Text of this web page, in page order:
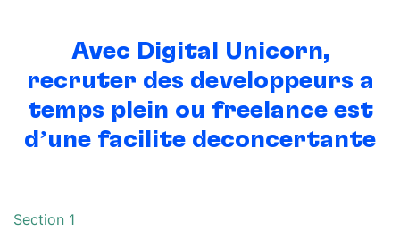
Avec Digital Unicorn,
recruter des développeurs à
temps plein ou freelance est
d’une facilité déconcertante
Section 1